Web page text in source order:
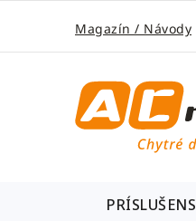
obsah
Magazín / Návody